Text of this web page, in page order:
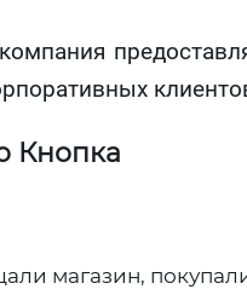
Кнопка
магазин,